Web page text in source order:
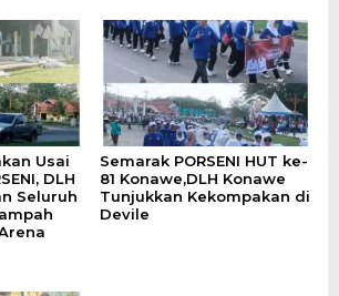
Usai
DLH
Seluruh
Semarak PORSENI HUT ke-
81 Konawe,DLH Konawe
Tunjukkan Kekompakan di
Devile